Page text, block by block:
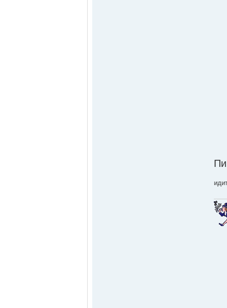
и още много, много екстри, но може да ги видите сами...